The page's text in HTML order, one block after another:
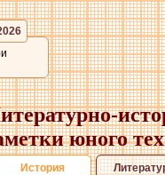
юного
История